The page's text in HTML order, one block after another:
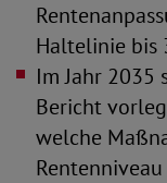
Haltelinie bis
Im Jahr 2035
Bericht
welche